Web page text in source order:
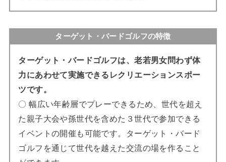
ターゲット・バードゴルフの特徴
ターゲット・バードゴルフは、老若男女問わず体
力にあわせて実施できるレクリエーションスポー
ツです。
〇 幅広い年齢層でプレーできるため、世代を超え
た親子大会や孫世代を含めた３世代で参加できる
イベントの開催も可能です。ターゲット・バード
ゴルフを通じて世代を越えた交流の場を作ること